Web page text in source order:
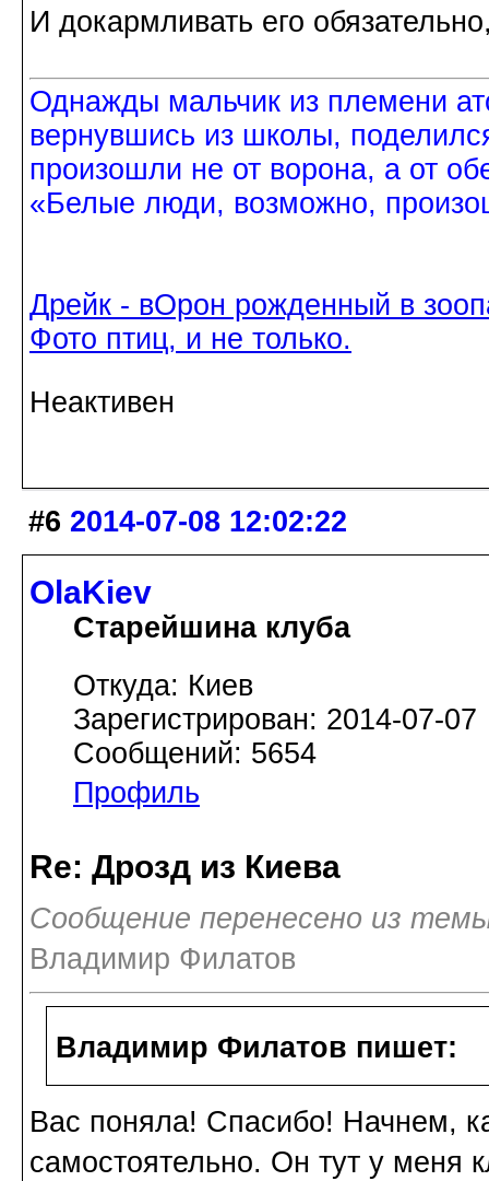
И докармливать его
Однажды мальчик из племени
вернувшись из школы,
произошли не от ворона, а от
«Белые люди, возможно,
Дрейк - вОрон рожденный в
Фото птиц, и не только.
Неактивен
#6 2014-07-08 12:02:22
OlaKiev
Старейшина клуба
Откуда: Киев
Зарегистрирован: 2014-07-07
Сообщений: 5654
Профиль
Re: Дрозд из Киева
Сообщение перенесено из
Владимир Филатов
Владимир Филатов пишет:
Вас поняла! Спасибо! Начнем,
самостоятельно. Он тут у меня